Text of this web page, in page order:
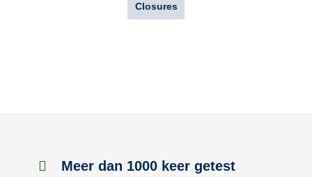
Closures
Meer dan 1000 keer getest